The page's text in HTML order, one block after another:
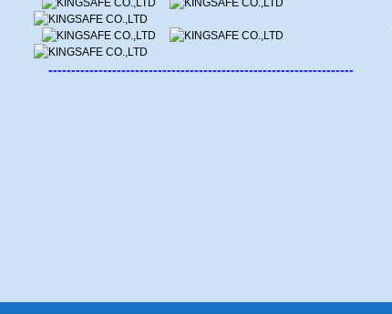
-------------------------------------------------------------------